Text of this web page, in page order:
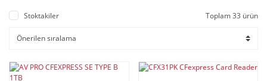
Stoktakiler Toplam 33 ürün